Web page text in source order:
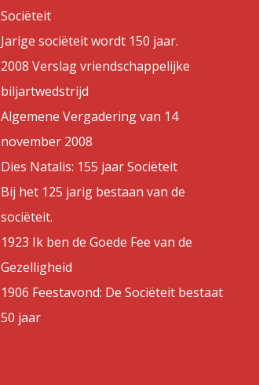
Sociëteit
Jarige sociëteit wordt 150 jaar.
2008 Verslag vriendschappelijke
biljartwedstrijd
Algemene Vergadering van 14
november 2008
Dies Natalis: 155 jaar Sociëteit
Bij het 125 jarig bestaan van de
sociëteit.
1923 Ik ben de Goede Fee van de
Gezelligheid
1906 Feestavond: De Sociëteit bestaat
50 jaar